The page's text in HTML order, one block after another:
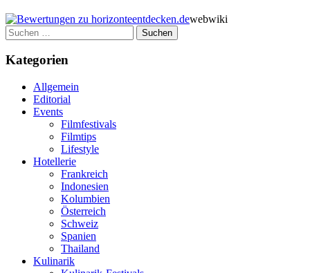
webwiki
Suchen
nach:
Kategorien
Allgemein
Editorial
Events
Filmfestivals
Filmtips
Lifestyle
Hotellerie
Frankreich
Indonesien
Kolumbien
Österreich
Schweiz
Spanien
Thailand
Kulinarik